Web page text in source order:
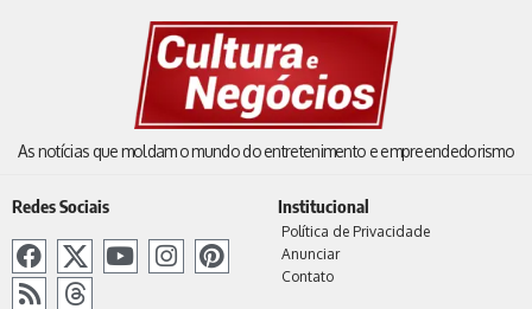
As notícias que moldam o mundo do entretenimento e empreendedorismo
Redes Sociais Institucional
Política de Privacidade
Anunciar
Contato